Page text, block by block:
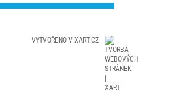
VYTVOŘENO V XART.CZ